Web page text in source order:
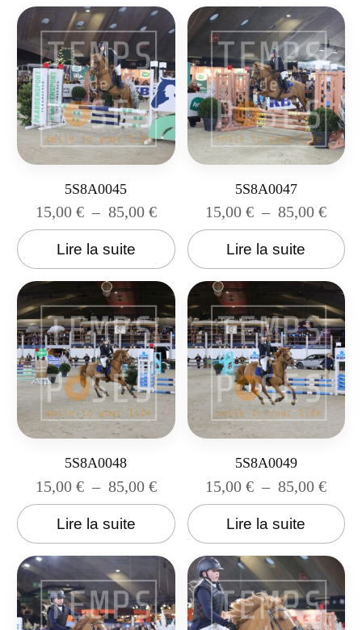
5S8A0045
15,00 € – 85,00 €
Lire la suite
5S8A0047
15,00€ – 85,00€
Lire la suite
5S8A0048
15,00 € – 85,00 €
Lire la suite
5S8A0049
15,00€ – 85,00€
Lire la suite